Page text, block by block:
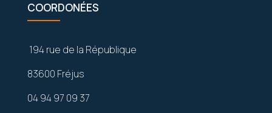
COORDONÉES
194 rue de la République
83600 Fréjus
04 94 97 09 37